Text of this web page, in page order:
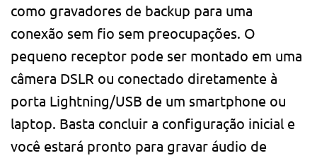
como gravadores de backup para uma
conexão sem fio sem preocupações. O
pequeno receptor pode ser montado em uma
câmera DSLR ou conectado diretamente à
porta Lightning/USB de um smartphone ou
laptop. Basta concluir a configuração inicial e
você estará pronto para gravar áudio de